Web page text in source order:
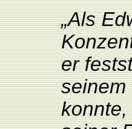
„Als
er
seinem